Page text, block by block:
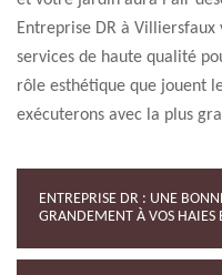
Entreprise DR à
services de haute qualité
rôle esthétique que jouent
exécuterons avec la plus
ENTREPRISE DR : UNE
GRANDEMENT À VOS HAIES